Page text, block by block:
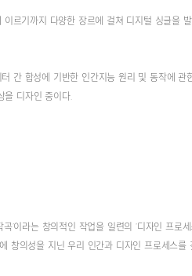
르기까지 다양한 장르에 걸쳐 디지털 싱글
간 합성에 기반한 인간지능 원리 및 동작에
을 디자인 중이다.
’이라는 창의적인 작업을 일련의 ‘디자인 프
창의성을 지닌 우리 인간과 디자인 프로세스